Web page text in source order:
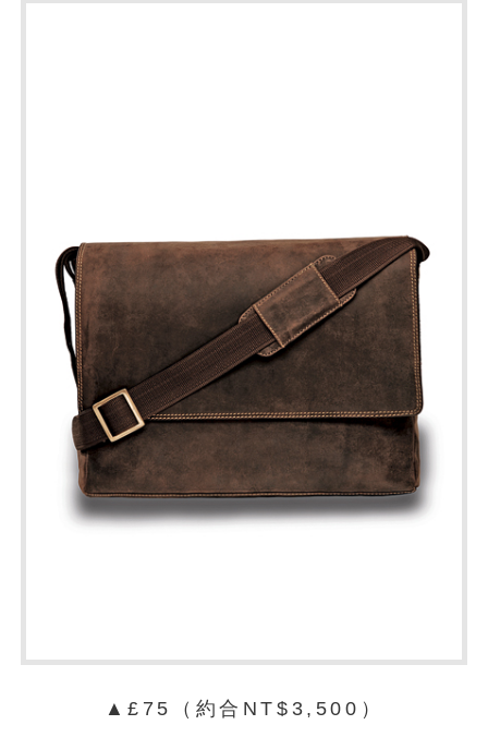
▲£75（約合NT$3,500）